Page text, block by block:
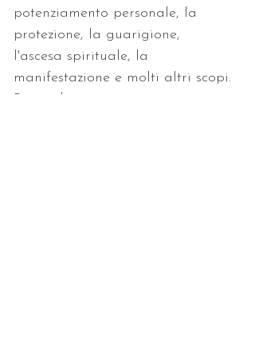
potenziamento personale, la
protezione, la guarigione,
l'ascesa spirituale, la
manifestazione e molti altri scopi.
Ricevi dispensa e attivazione a